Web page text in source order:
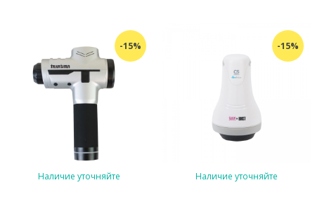
-15%
Наличие уточняйте
-15%
Наличие уточняйте